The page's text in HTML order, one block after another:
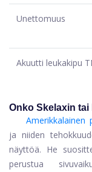
Unettomuus
Akuutti leukakipu
Onko Skelaxin
Amerikkalainen
ja niiden
näyttöä. He
perustua